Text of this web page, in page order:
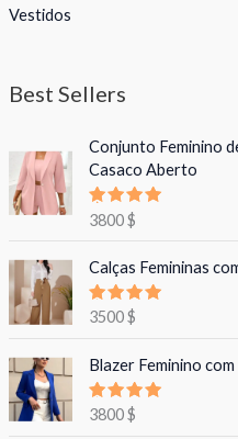
Vestidos
Best Sellers
Conjunto Feminino
Casaco Aberto
Avaliação
de 5
3800$
Calças Femininas
Avaliação
3500$
Blazer Feminino
Avaliação
de 5
3800$